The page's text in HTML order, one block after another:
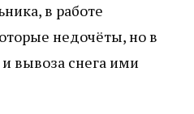
в работе
недочёты, но в
вывоза снега ими